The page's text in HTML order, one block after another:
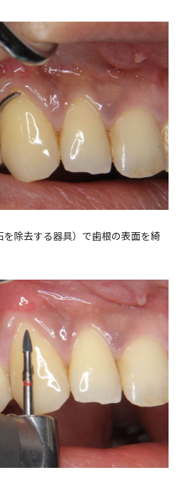
除去する器具）で歯根の表面を綺